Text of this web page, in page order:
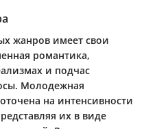
жанров имеет свои
романтика,
и подчас
Молодежная
на интенсивности
их в виде